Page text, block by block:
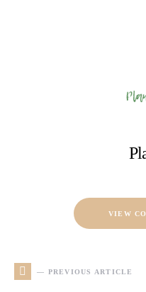
VIEW
— PREVIOUS ARTICLE